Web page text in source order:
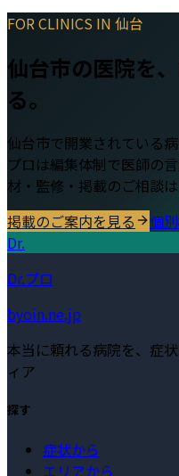
FOR CLINICS IN 仙台
仙台市の医院を
る。
仙台市で開業されている
プロは編集体制で医師の
材・監修・掲載のご相談は
掲載のご案内を見る
個
Dr.
Dr.プロ
byoin.ne.jp
本当に頼れる病院を、症
ィア
探す
症状から
エリアから